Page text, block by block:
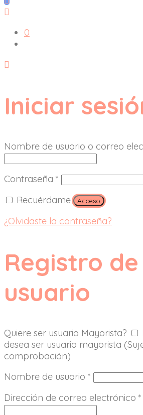
0
Iniciar
Nombre de usuario o correo
Contraseña *
Recuérdame
Acceso
¿Olvidaste la contraseña?
Registro de
usuario
Quiere ser usuario Mayorista?
desea ser usuario mayorista
comprobación)
Nombre de usuario *
Dirección de correo electrónico *